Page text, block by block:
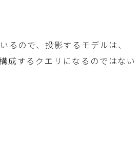
るので、投影するモデルは、
成するクエリになるのではない